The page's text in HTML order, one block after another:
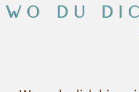
WO DU